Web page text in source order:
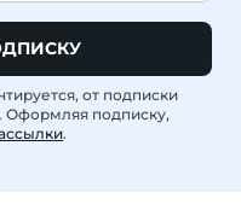
от подписки
Оформляя подписку,
.